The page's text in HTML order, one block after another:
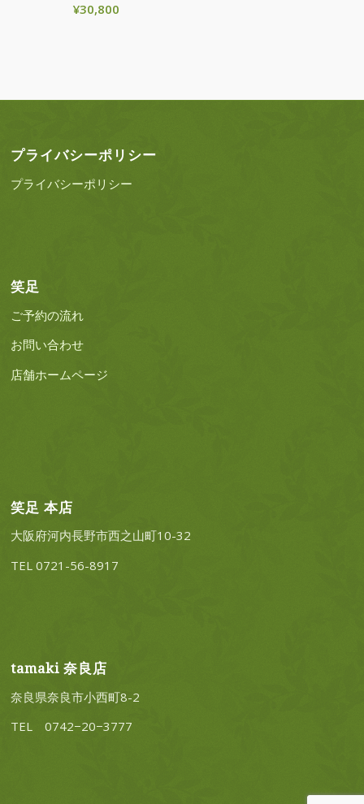
¥30,800
プライバシーポリシー
プライバシーポリシー
笑足
ご予約の流れ
お問い合わせ
店舗ホームページ
笑足 本店
大阪府河内長野市西之山町10-32
TEL 0721-56-8917
tamaki 奈良店
奈良県奈良市小西町8-2
TEL 0742−20−3777